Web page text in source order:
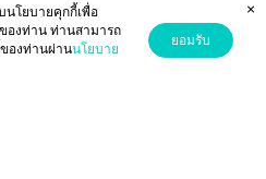
Corporation Public Company Limited
Google
นโยบายคุกกี้เพื่อ
องท่าน ท่านสามารถ
องท่านผ่านนโยบาย
ยอมรับ
×